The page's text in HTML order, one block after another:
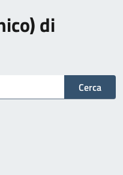
di
Cerca